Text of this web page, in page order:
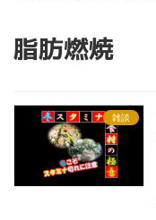
脂肪燃焼
雑談